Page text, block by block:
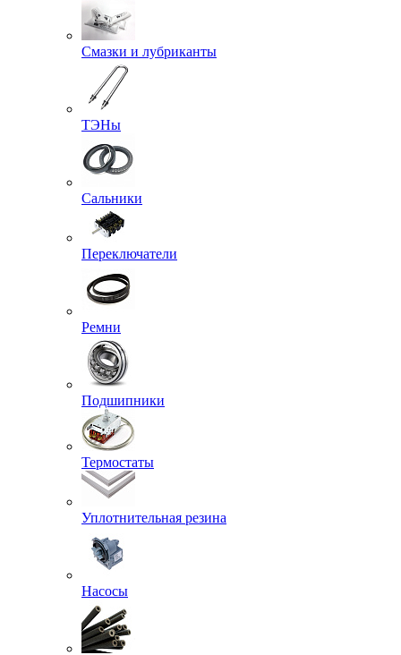
Смазки и лубриканты
ТЭНы
Сальники
Переключатели
Ремни
Подшипники
Термостаты
Уплотнительная резина
Насосы